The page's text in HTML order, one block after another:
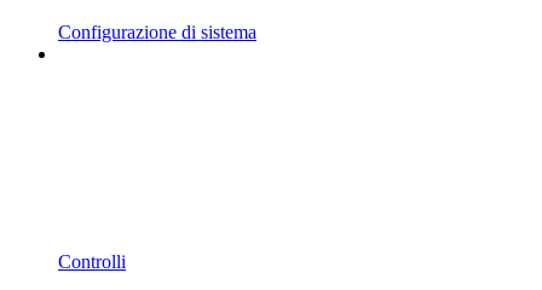
Configurazione di sistema
Controlli